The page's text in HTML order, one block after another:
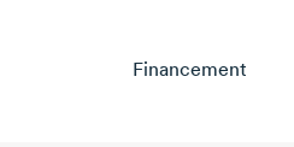
Financement